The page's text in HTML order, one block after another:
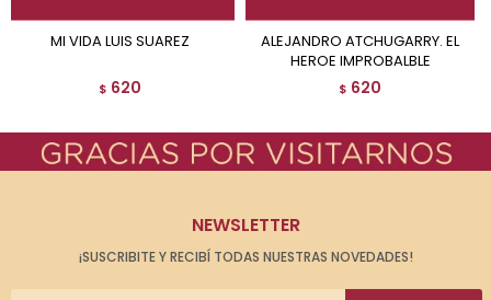
MI VIDA LUIS SUAREZ
$ 620
ALEJANDRO ATCHUGARRY. EL
HEROE IMPROBALBLE
$ 620
NEWSLETTER
¡SUSCRIBITE Y RECIBÍ TODAS NUESTRAS NOVEDADES!